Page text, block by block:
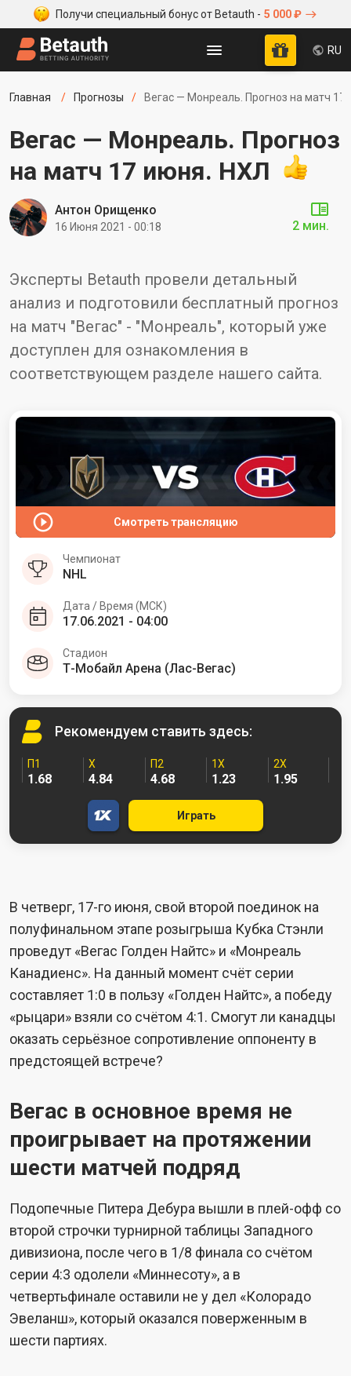
Получи специальный бонус от Betauth - 5 000 ₽
RU
Главная Прогнозы Вегас — Монреаль. Прогноз на матч
Вегас — Монреаль. Прогноз
на матч 17 июня. НХЛ
Эксперты Betauth провели детальный
анализ и подготовили бесплатный прогноз
на матч "Вегас" - "Монреаль", который уже
доступлен для ознакомления в
соответствующем разделе нашего сайта.
Антон Орищенко
16 Июня 2021 - 00:18 2 мин.
Смотреть трансляцию
Чемпионат
NHL
Дата / Время (МСК)
17.06.2021 - 04:00
Стадион
Т-Мобайл Арена (Лас-Вегас)
Рекомендуем ставить здесь:
П1
1.68
X
4.84
П2
4.68
1X
1.23
2X
1.95
Играть
В четверг, 17-го июня, свой второй поединок на
полуфинальном этапе розыгрыша Кубка Стэнли
проведут «Вегас Голден Найтс» и «Монреаль
Канадиенс». На данный момент счёт серии
составляет 1:0 в пользу «Голден Найтс», а победу
«рыцари» взяли со счётом 4:1. Смогут ли канадцы
оказать серьёзное сопротивление оппоненту в
предстоящей встрече?
Вегас в основное время не
проигрывает на протяжении
шести матчей подряд
Подопечные Питера Дебура вышли в плей-офф со
второй строчки турнирной таблицы Западного
дивизиона, после чего в 1/8 финала со счётом
серии 4:3 одолели «Миннесоту», а в
четвертьфинале оставили не у дел «Колорадо
Эвеланш», который оказался поверженным в
шести партиях.